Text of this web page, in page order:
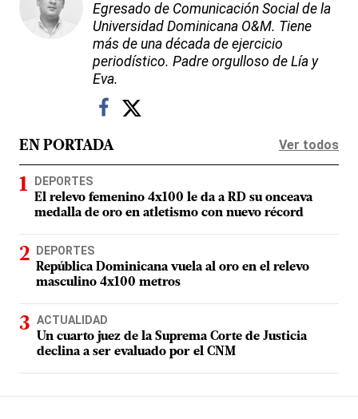
Egresado de Comunicación Social de la
Universidad Dominicana O&M. Tiene
más de una década de ejercicio
periodístico. Padre orgulloso de Lía y
Eva.
EN PORTADA Ver todos
DEPORTES
El relevo femenino 4x100 le da a RD su onceava
medalla de oro en atletismo con nuevo récord
DEPORTES
República Dominicana vuela al oro en el relevo
masculino 4x100 metros
ACTUALIDAD
Un cuarto juez de la Suprema Corte de Justicia
declina a ser evaluado por el CNM